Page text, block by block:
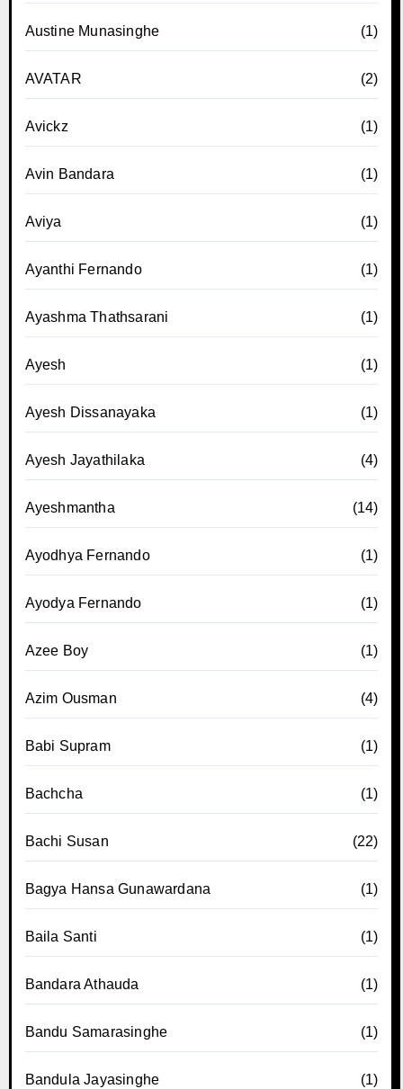
Austine Munasinghe (1)
AVATAR (2)
Avickz (1)
Avin Bandara (1)
Aviya (1)
Ayanthi Fernando (1)
Ayashma Thathsarani (1)
Ayesh (1)
Ayesh Dissanayaka (1)
Ayesh Jayathilaka (4)
Ayeshmantha (14)
Ayodhya Fernando (1)
Ayodya Fernando (1)
Azee Boy (1)
Azim Ousman (4)
Babi Supram (1)
Bachcha (1)
Bachi Susan (22)
Bagya Hansa Gunawardana (1)
Baila Santi (1)
Bandara Athauda (1)
Bandu Samarasinghe (1)
Bandula Jayasinghe (1)